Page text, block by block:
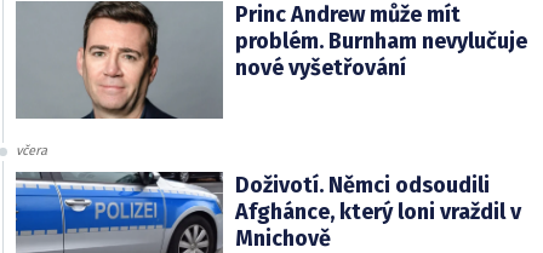
Princ Andrew může mít
problém. Burnham nevylučuje
nové vyšetřování
včera
Doživotí. Němci odsoudili
Afghánce, který loni vraždil v
Mnichově